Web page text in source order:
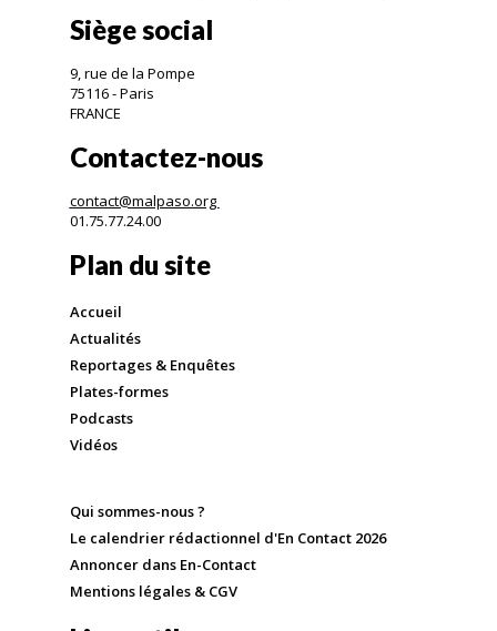
Siège social
9, rue de la Pompe
75116 - Paris
FRANCE
Contactez-nous
contact@malpaso.org
01.75.77.24.00
Plan du site
Accueil
Actualités
Reportages & Enquêtes
Plates-formes
Podcasts
Vidéos
Qui sommes-nous ?
Le calendrier rédactionnel d'En Contact 2026
Annoncer dans En-Contact
Mentions légales & CGV